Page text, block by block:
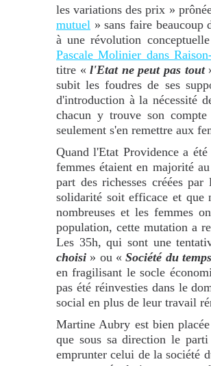
les variations des prix »
mutuel » sans faire beaucoup
à une révolution
Pascale Molinier dans
titre «l'Etat ne peut pas tout
subit les foudres de ses
d'introduction à la nécessité
chacun y trouve son
seulement s'en remettre aux
Quand l'Etat Providence a
femmes étaient en majorité
part des richesses créées
solidarité soit efficace et que
nombreuses et les femmes
population, cette mutation a
Les 35h, qui sont une
choisi » ou «Société du
en fragilisant le socle
pas été réinvesties dans le
social en plus de leur travail
Martine Aubry est bien
que sous sa direction le
emprunter celui de la société